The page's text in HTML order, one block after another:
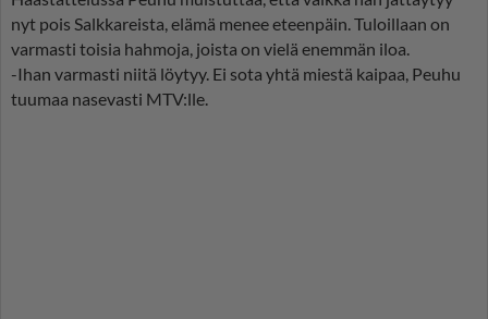
nyt pois Salkkareista, elämä menee eteenpäin. Tuloillaan on
varmasti toisia hahmoja, joista on vielä enemmän iloa.
-Ihan varmasti niitä löytyy. Ei sota yhtä miestä kaipaa, Peuhu
tuumaa nasevasti MTV:lle.